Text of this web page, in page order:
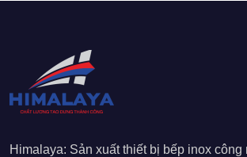
Himalaya: Sản xuất thiết bị bếp inox công